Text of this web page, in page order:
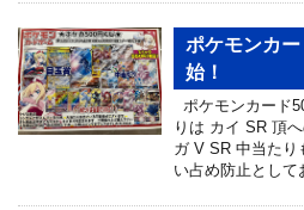
ポケモンカ
始！
ポケモンカード
りは カイ SR 頂
ガ V SR 中当たり
い占め防止とし